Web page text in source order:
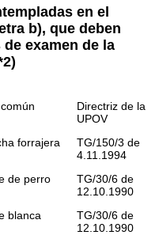
en el
b), que deben
examen de la
)
Directriz de la
UPOV
forrajera
TG/150/3 de
4.11.1994
de perro
TG/30/6 de
12.10.1990
blanca
TG/30/6 de
12.10.1990